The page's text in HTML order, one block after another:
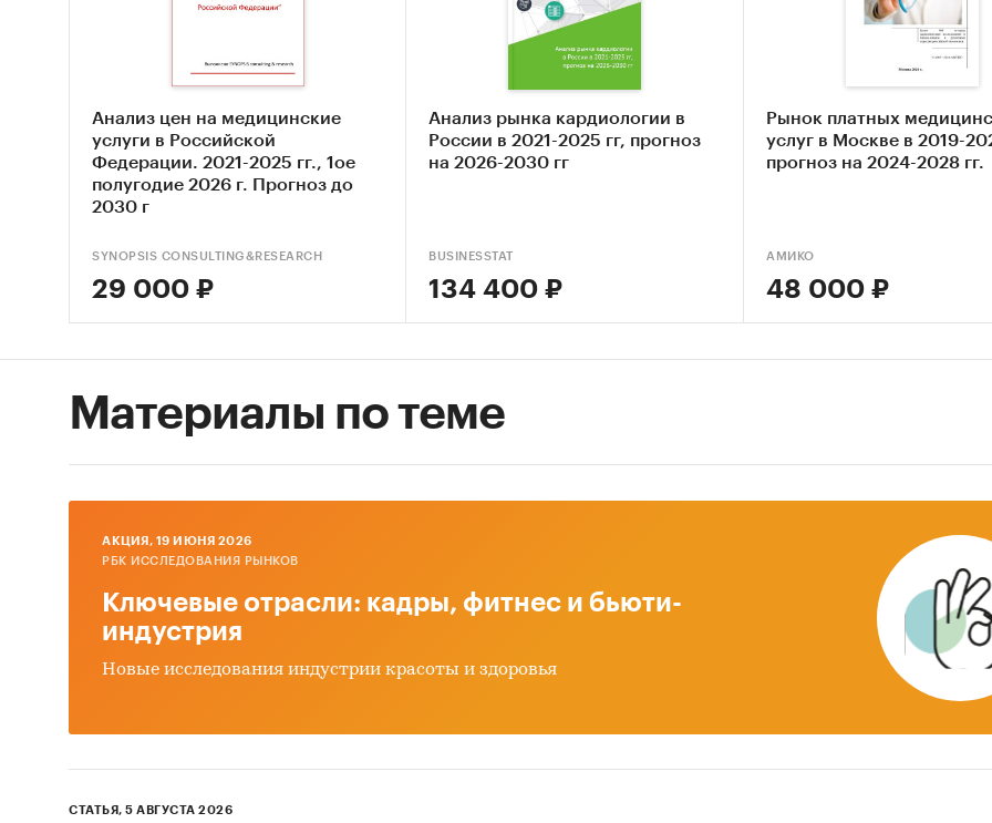
STEP-анализ факторов, влияющих на рынок услуг по
и коррекции веса
Описание основных конкурентов
Оценка текущих тенденций и перспектив развития
Основные блоки исследования:
Ключевые компоненты рынка услуг по снижению и
Оценка степени конкуренции
Прогнозы отрасли
Базы данных государственных органов статистики
Официальные интернет-порталы правовой
Отчетность эмитентов
Анализ цен на медицинские
услуги в Российской
Федерации. 2021-2025 гг., 1ое
полугодие 2026 г. Прогноз до
2030 г
SYNOPSIS CONSULTING&RESEARCH
29 000 ₽
Анализ рынка кардиологии в
России в 2021-2025 гг, прогноз
на 2026-2030 гг
BUSINESSTAT
134 400 ₽
Рынок платных
услуг в Москве в 2019-
прогноз на 2024-2028 гг.
АМИКО
48 000 ₽
Материалы по теме
AКЦИЯ, 19 ИЮНЯ 2026
РБК ИССЛЕДОВАНИЯ РЫНКОВ
Ключевые отрасли: кадры, фитнес и бьюти-
индустрия
Новые исследования индустрии красоты и здоровья
СТАТЬЯ, 5 АВГУСТА 2026